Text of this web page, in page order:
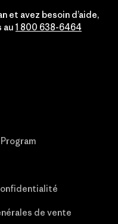
et avez besoin d’aide,
au 1 800 638-6464
de vente